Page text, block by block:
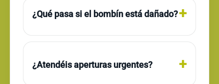
¿Qué pasa si el bombín está dañado?
¿Atendéis aperturas urgentes?